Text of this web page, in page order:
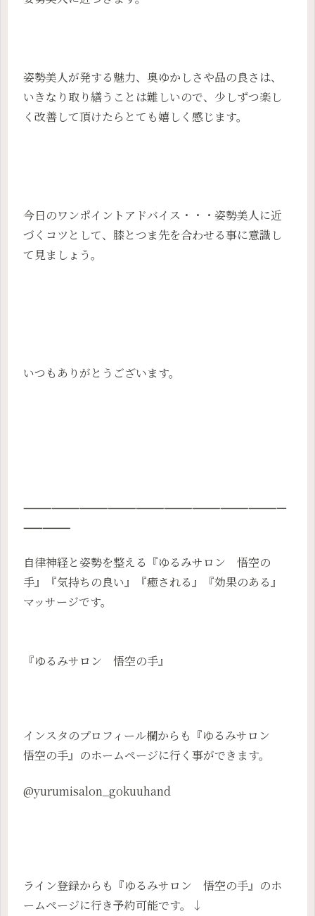
姿勢美人が発する魅力、奥ゆかしさや品の良さは、
いきなり取り繕うことは難しいので、少しずつ楽し
く改善して頂けたらとても嬉しく感じます。
今日のワンポイントアドバイス・・・姿勢美人に近
づくコツとして、膝とつま先を合わせる事に意識し
て見ましょう。
いつもありがとうございます。
————————————————————————————
—————
自律神経と姿勢を整える『ゆるみサロン 悟空の
手』『気持ちの良い』『癒される』『効果のある』
マッサージです。
『ゆるみサロン 悟空の手』
インスタのプロフィール欄からも『ゆるみサロン
悟空の手』のホームページに行く事ができます。
@yurumisalon_gokuuhand
ライン登録からも『ゆるみサロン 悟空の手』のホ
ームページに行き予約可能です。↓